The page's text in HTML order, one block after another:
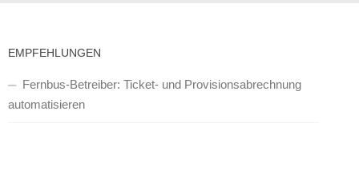
EMPFEHLUNGEN
Fernbus-Betreiber: Ticket- und Provisionsabrechnung
automatisieren